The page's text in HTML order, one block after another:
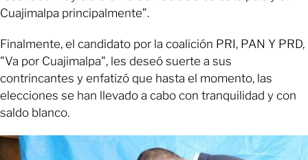
Cuajimalpa principalmente”.
Finalmente, el candidato por la coalición PRI, PAN Y PRD,
"Va por Cuajimalpa", les deseó suerte a sus
contrincantes y enfatizó que hasta el momento, las
elecciones se han llevado a cabo con tranquilidad y con
saldo blanco.